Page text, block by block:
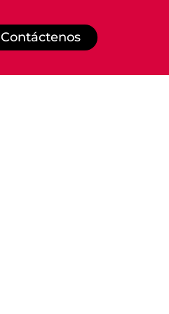
Contáctenos